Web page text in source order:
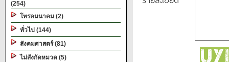
(254)
โทรคมนาคม (2)
ทั่วไป (144)
สังคมศาสตร์ (81)
ไม่สังกัดหมวด (5)